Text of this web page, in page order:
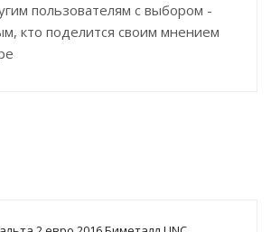
пользователям с выбором -
кто поделится своим мнением